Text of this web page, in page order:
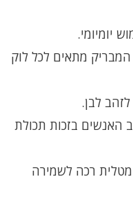
המבריק מתאים לכל לוק
לבן.
האנשים בזכות תכולת
רכה לשמירה